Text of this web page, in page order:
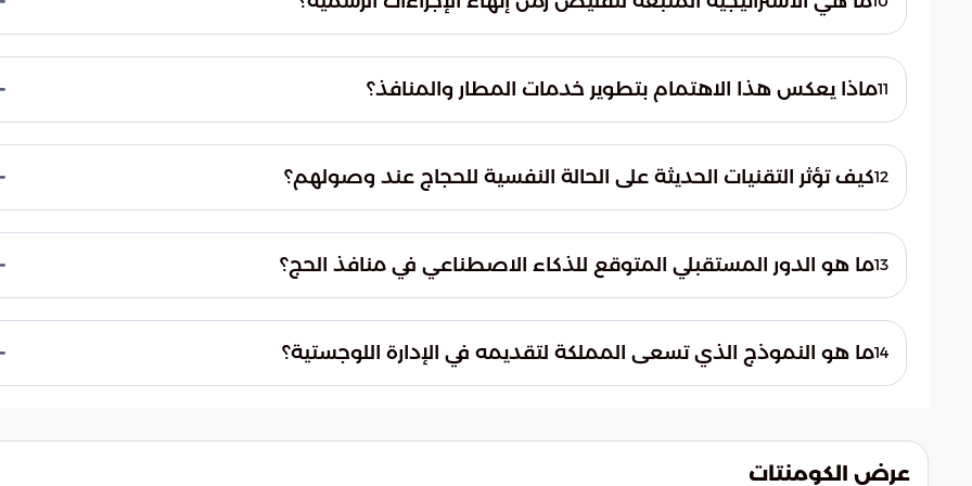
الاستعانة بكوادر بشرية مدربة تدريباً مكثفاً للتعامل مع التدفقات البشرية الكبيرة بمهنية عالية. 11ماذا يعكس هذا الاهتمام بتطوير خدمات المطار والمنافذ؟
تقديم صورة مشرفة تليق بكرم الضيافة السعودي والاحترافية في إدارة الحشود العالمية.12كيف تؤثر التقنيات الحديثة على الحالة النفسية للحجاج عند وصولهم؟
ضيوف الرحمن ويسمح لهم ببدء رحلتهم الإيمانية بتركيز وصفاء ذهني. 13ما هو الدور المستقبلي المتوقع للذكاء الاصطناعي في منافذ الحج؟
يجعل رحلة الحج رقمية بالكامل دون الحاجة للتوقف أو التدخل البشري التقليدي. 14ما هو النموذج الذي تسعى المملكة لتقديمه في الإدارة اللوجستية؟
عرض الكومنتات